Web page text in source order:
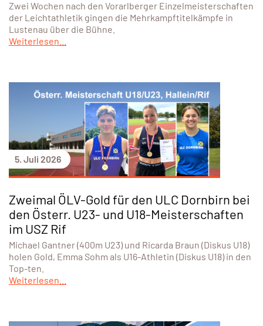
Zwei Wochen nach den Vorarlberger Einzelmeisterschaften
der Leichtathletik gingen die Mehrkampftitelkämpfe in
Lustenau über die Bühne.
Weiterlesen...
5. Juli 2026
Zweimal ÖLV-Gold für den ULC Dornbirn bei
den Österr. U23- und U18-Meisterschaften
im USZ Rif
Michael Gantner (400m U23) und Ricarda Braun (Diskus U18)
holen Gold, Emma Sohm als U16-Athletin (Diskus U18) in den
Top-ten.
Weiterlesen...